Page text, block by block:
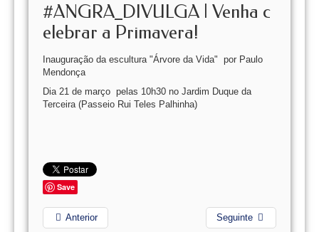
#ANGRA_DIVULGA | Venha c
elebrar a Primavera!
Inauguração da escultura "Árvore da Vida" por Paulo
Mendonça
Dia 21 de março pelas 10h30 no Jardim Duque da
Terceira (Passeio Rui Teles Palhinha)
Save
Anterior Seguinte